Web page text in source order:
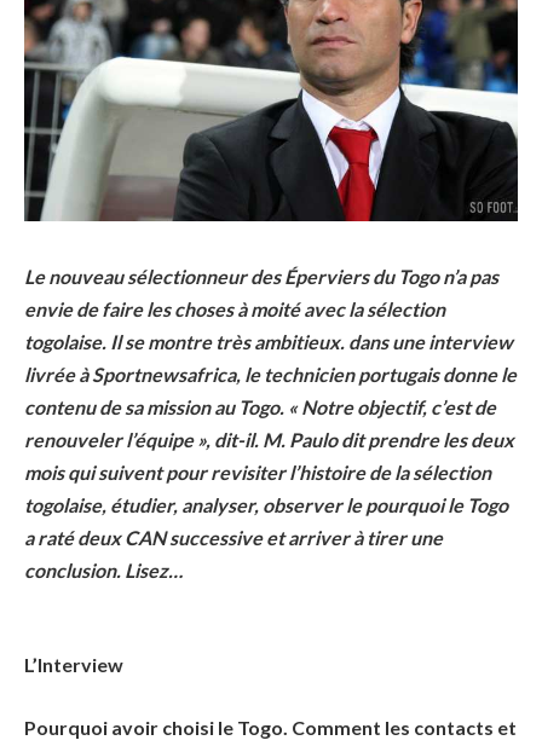
Le nouveau sélectionneur des Éperviers du Togo n’a pas
envie de faire les choses à moité avec la sélection
togolaise. Il se montre très ambitieux. dans une interview
livrée à Sportnewsafrica, le technicien portugais donne le
contenu de sa mission au Togo. « Notre objectif, c’est de
renouveler l’équipe », dit-il. M. Paulo dit prendre les deux
mois qui suivent pour revisiter l’histoire de la sélection
togolaise, étudier, analyser, observer le pourquoi le Togo
a raté deux CAN successive et arriver à tirer une
conclusion. Lisez…
L’Interview
Pourquoi avoir choisi le Togo. Comment les contacts et